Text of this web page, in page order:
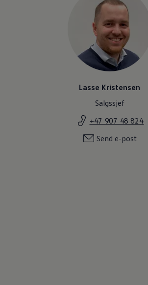
Lasse Kristensen
Salgssjef
+47 907 48 824
Send e-post